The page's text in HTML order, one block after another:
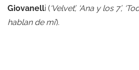
Giovanelli (‘Velvet’, ‘Ana y los 7’,
hablan de mi’).